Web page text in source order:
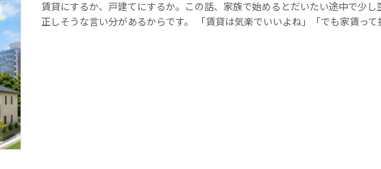
賃貸にするか、戸建てにするか。この話、家族で始めるとだいたい途中で少
正しそうな言い分があるからです。 「賃貸は気楽でいいよね」「でも家賃っ